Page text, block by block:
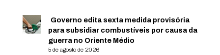
Governo edita sexta medida provisória
para subsidiar combustíveis por causa da
guerra no Oriente Médio
5 de agosto de 2026